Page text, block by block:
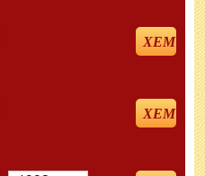
XEM
XEM